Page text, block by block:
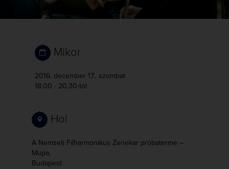
Mikor
2016. december 17., szombat
18.00 - 20.30-tól
Hol
A Nemzeti Filharmonikus Zenekar próbaterme –
Müpa,
Budapest